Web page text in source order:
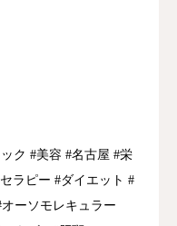
ク #美容 #名古屋 #栄
ラピー #ダイエット #
オーソモレキュラー